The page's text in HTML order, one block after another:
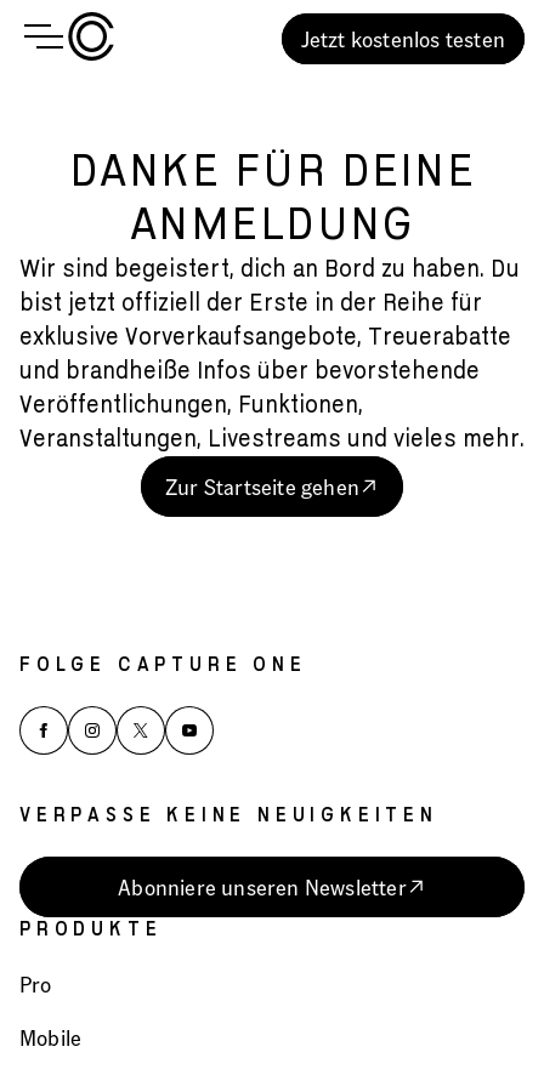
Jetzt kostenlos testen
DANKE FÜR DEINE
ANMELDUNG
Wir sind begeistert, dich an Bord zu haben. Du
bist jetzt offiziell der Erste in der Reihe für
exklusive Vorverkaufsangebote, Treuerabatte
und brandheiße Infos über bevorstehende
Veröffentlichungen, Funktionen,
Veranstaltungen, Livestreams und vieles mehr.
Zur Startseite gehen
PRODUKTE
Pro
Mobile
FOLGE CAPTURE ONE
VERPASSE KEINE NEUIGKEITEN
Abonniere unseren Newsletter